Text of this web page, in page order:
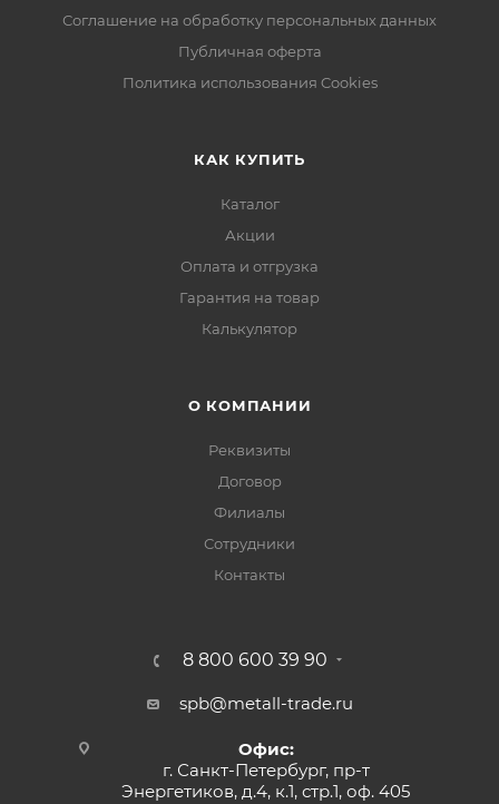
Соглашение на обработку персональных данных
Публичная оферта
Политика использования Cookies
КАК КУПИТЬ
Каталог
Акции
Оплата и отгрузка
Гарантия на товар
Калькулятор
О КОМПАНИИ
Реквизиты
Договор
Филиалы
Сотрудники
Контакты
8 800 600 39 90
spb@metall-trade.ru
Офис:
г. Санкт-Петербург, пр-т
Энергетиков, д.4, к.1, стр.1, оф. 405